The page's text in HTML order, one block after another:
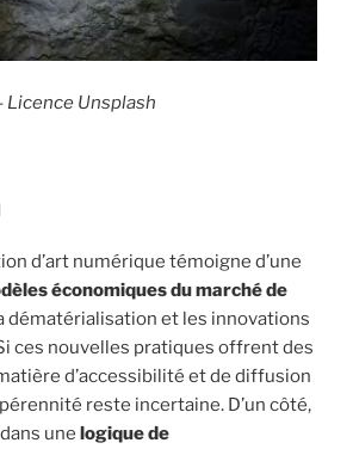
Licence Unsplash
d’art numérique témoigne d’une
économiques du marché de
dématérialisation et les innovations
ces nouvelles pratiques offrent des
d’accessibilité et de diffusion
reste incertaine. D’un côté,
une logique de